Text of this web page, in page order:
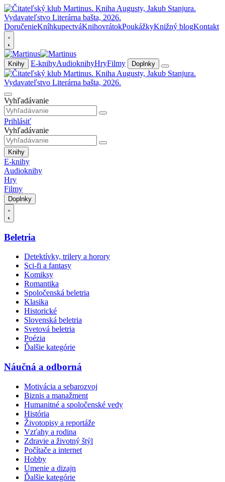
DoručenieKníhkupectváKnihovrátokPoukážkyKnižný blogKontakt
Knihy E-knihyAudioknihyHryFilmy Doplnky
Vyhľadávanie
Prihlásiť
Vyhľadávanie
Knihy
E-knihy
Audioknihy
Hry
Filmy
Doplnky
Beletria
Detektívky, trilery a horory
Sci-fi a fantasy
Komiksy
Romantika
Spoločenská beletria
Klasika
Historické
Slovenská beletria
Svetová beletria
Poézia
Ďalšie kategórie
Náučná a odborná
Motivácia a sebarozvoj
Biznis a manažment
Humanitné a spoločenské vedy
História
Životopisy a reportáže
Vzťahy a rodina
Zdravie a životný štýl
Počítače a internet
Hobby
Umenie a dizajn
Ďalšie kategórie